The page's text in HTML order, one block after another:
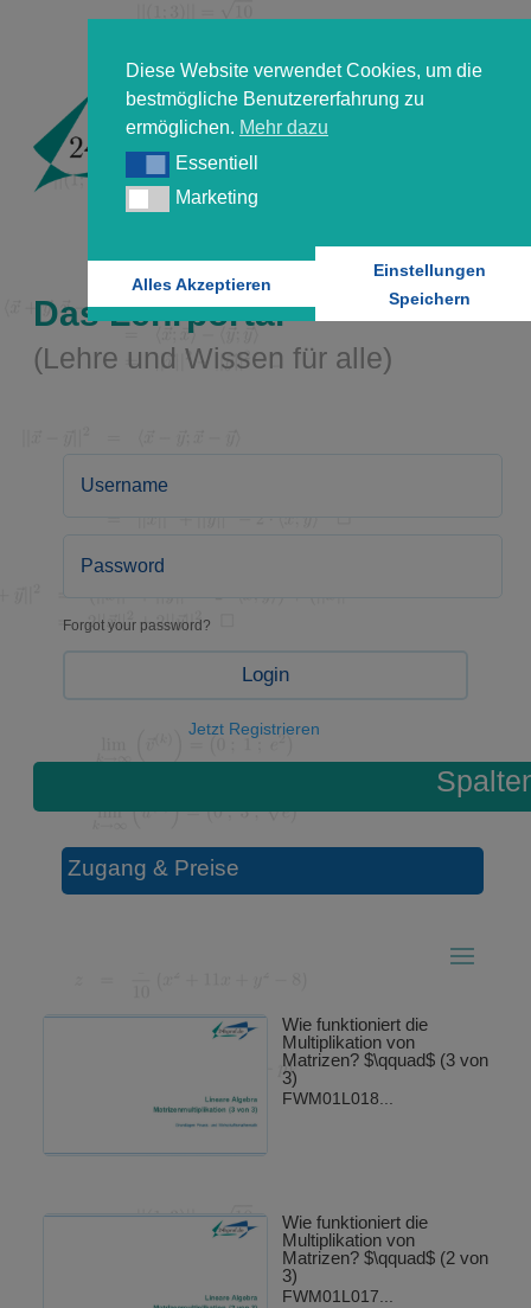
Diese Website verwendet Cookies, um die
bestmögliche Benutzererfahrung zu
ermöglichen. Mehr dazu
EssentiellEssentiell
MarketingMarketing
Alles Akzeptieren
Einstellungen
Speichern
Das Lehrportal
(Lehre und Wissen für alle)
Forgot your password?
Login
Jetzt Registrieren
Zugang & Preise
Wie funktioniert die
Multiplikation von
Matrizen? $\qquad$ (3 von
3)
FWM01L018...
Wie funktioniert die
Multiplikation von
Matrizen? $\qquad$ (2 von
3)
FWM01L017...